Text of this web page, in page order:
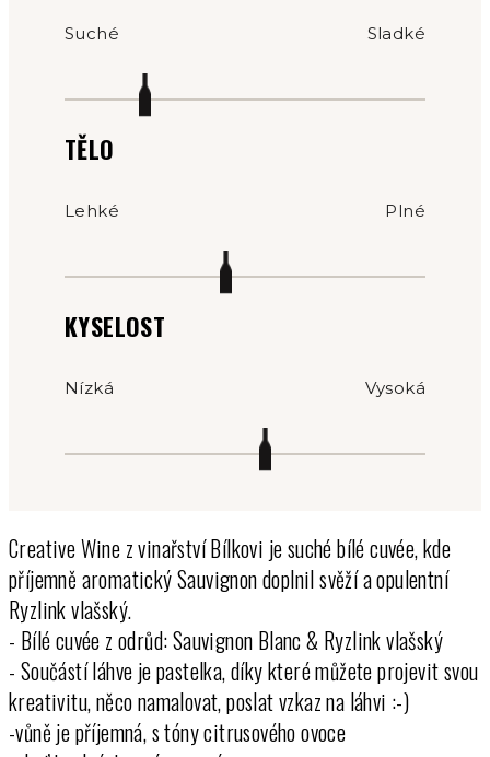
Suché Sladké
TĚLO
Lehké Plné
KYSELOST
Nízká Vysoká
Creative Wine z vinařství Bílkovi je suché bílé cuvée, kde
příjemně aromatický Sauvignon doplnil svěží a opulentní
Ryzlink vlašský.
- Bílé cuvée z odrůd: Sauvignon Blanc & Ryzlink vlašský
- Součástí láhve je pastelka, díky které můžete projevit svou
kreativitu, něco namalovat, poslat vzkaz na láhvi :-)
-vůně je příjemná, s tóny citrusového ovoce